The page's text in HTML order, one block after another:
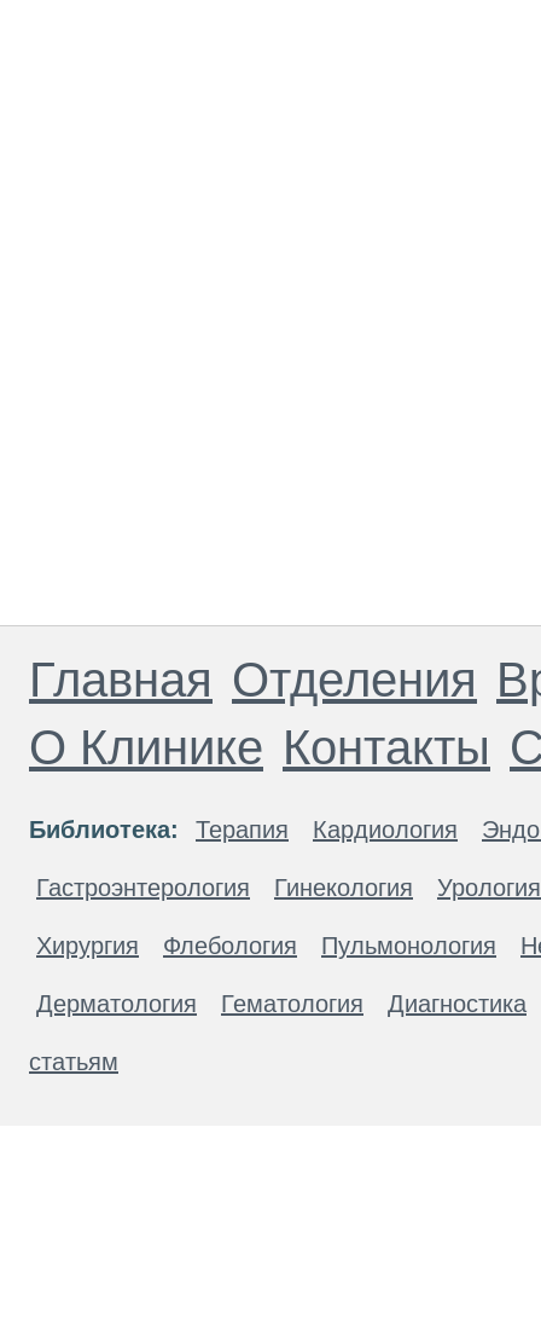
Главная Отделения
О Клинике Контакты
Библиотека: Терапия Кардиология
Гастроэнтерология Гинекология Урология
Хирургия Флебология Пульмонология
Дерматология Гематология Диагностика
статьям